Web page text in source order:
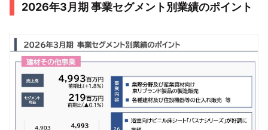
2026年3月期 事業セグメント別業績のポイント